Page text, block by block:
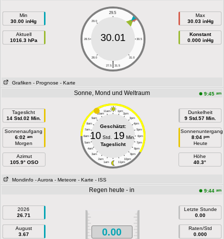
Min
30.00 inHg
Aktuell
1016.3 hPa
29.5
29.0 30.0
28.5 30.5
28.0 31.0
|
27.5 31.5
30.01
Max
30.03 inHg
Konstant
0.000 inHg
Grafiken - Prognose - Karte
Sonne, Mond und Weltraum 9:45 am
Tageslicht
14 Std.02 Min.
Sonnenaufgang
6:02 am
Morgen
Azimut
105.9° OSO
11am 1pm
10am 2pm
9am 3pm
8am 4pm
7am 5pm
6am 6pm
5am 7pm
4am 8pm
3am 9pm
2am 10pm
1am 11pm
Geschätzt:
10 Std. 19 Min.
Tageslicht
Dunkelheit
9 Std.57 Min.
Sonnenuntergang
8:04 pm
Heute
Höhe
40.3°
Mondinfo - Aurora - Meteore - Karte - ISS
Regen heute - in 9:44 am
2026
26.71
August
3.67
0.00
Letzte Stunde
0.00
Raten/Std
0.000